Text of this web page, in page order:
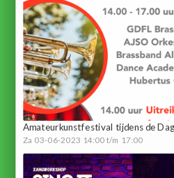
Amateurkunstfestival tijdens de
Za 03-06-2023 14:00 t/m 17:00